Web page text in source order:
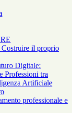
il proprio
Digitale:
Professioni tra
Artificiale
professionale e